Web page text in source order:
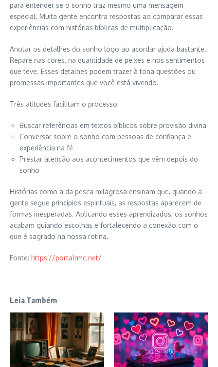
para entender se o sonho traz mesmo uma mensagem
especial. Muita gente encontra respostas ao comparar essas
experiências com histórias bíblicas de multiplicação.
Anotar os detalhes do sonho logo ao acordar ajuda bastante.
Repare nas cores, na quantidade de peixes e nos sentimentos
que teve. Esses detalhes podem trazer à tona questões ou
promessas importantes que você está vivendo.
Três atitudes facilitam o processo:
Buscar referências em textos bíblicos sobre provisão divina
Conversar sobre o sonho com pessoas de confiança e
experiência na fé
Prestar atenção aos acontecimentos que vêm depois do
sonho
Histórias como a da pesca milagrosa ensinam que, quando a
gente segue princípios espirituais, as respostas aparecem de
formas inesperadas. Aplicando esses aprendizados, os sonhos
acabam guiando escolhas e fortalecendo a conexão com o
que é sagrado na nossa rotina.
Fonte: https://portalrmc.net/
Leia Também